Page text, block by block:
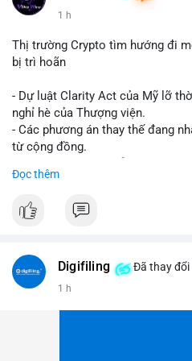
1 h
Thị trường Crypto tìm hướng đi
bị trì hoãn
- Dự luật Clarity Act của Mỹ lỡ
nghỉ hè của Thượng viện.
- Các phương án thay thế đang
từ cộng đồng.
về pháp lý.
#binancesquare
#vlikevn #titanbot
Đọc thêm
Digifiling Đã thay đổi
1 h